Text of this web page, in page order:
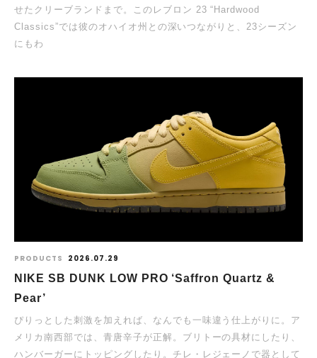
せたクリーブランドまで。このレブロン 23 “Hardwood
Classics”では彼のオハイオ州との深いつながりと、23シーズン
にもわ
PRODUCTS 2026.07.29
NIKE SB DUNK LOW PRO ‘Saffron Quartz &
Pear’
ぴりっとした刺激を加えれば、なんでも一味違う仕上がりに。ア
メリカ南西部では、青唐辛子が正解。ブリトーの具材にしたり、
ハンバーガーにトッピングしたり。チレ・レジェーノで器として